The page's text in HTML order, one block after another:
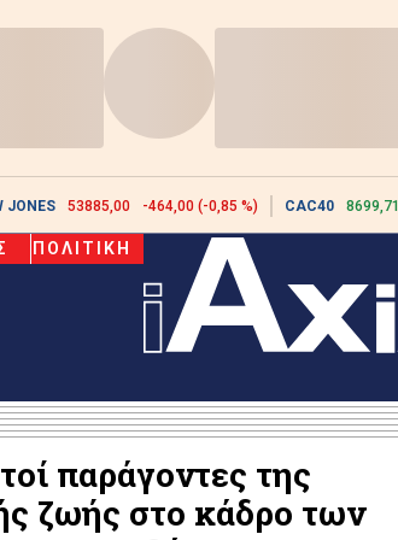
JONES 53885,00 -464,00 (-0,85 %) CAC40 8699,71
ΠΟΛΙΤΙΚΗ
παράγοντες της
ζωής στο κάδρο των